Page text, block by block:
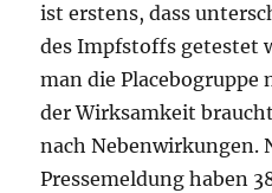
ist erstens, dass
des Impfstoffs getestet
man die Placebogruppe
der Wirksamkeit
nach Nebenwirkungen.
Pressemeldung haben